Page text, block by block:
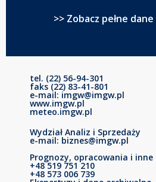
>> Zobacz pełne
tel. (22) 56-94-301
faks (22) 83-41-801
e-mail: imgw@imgw.pl
www.imgw.pl
meteo.imgw.pl
Wydział Analiz i Sprzedaży
e-mail: biznes@imgw.pl
Prognozy, opracowania i inne
+48 519 751 210
+48 573 006 739